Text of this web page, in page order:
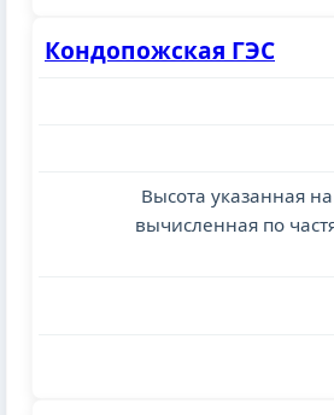
Кондопожская ГЭС
Высота указанная
вычисленная по